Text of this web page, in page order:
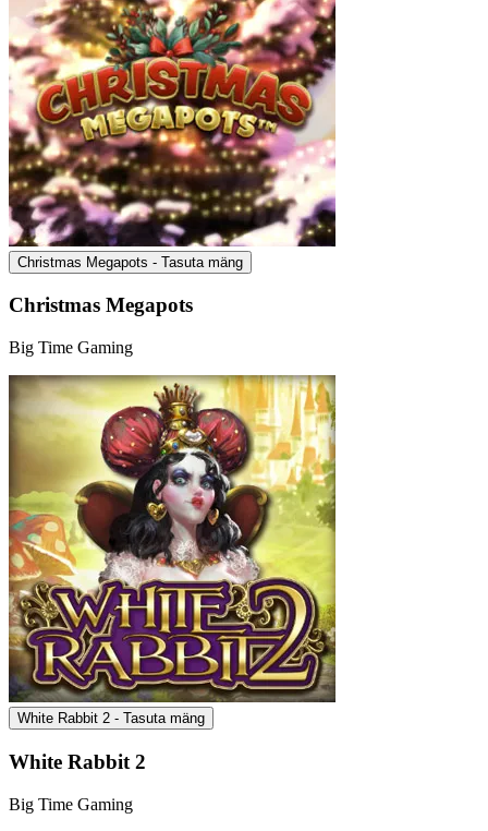
Christmas Megapots - Tasuta mäng
Christmas Megapots
Big Time Gaming
White Rabbit 2 - Tasuta mäng
White Rabbit 2
Big Time Gaming